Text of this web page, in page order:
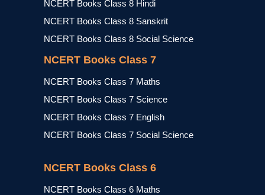
NCERT Books Class 8 Hindi
NCERT Books Class 8 Sanskrit
NCERT Books Class 8 Social Science
NCERT Books Class 7
NCERT Books Class 7 Maths
NCERT Books Class 7 Science
NCERT Books Class 7 English
NCERT Books Class 7 Social Science
NCERT Books Class 6
NCERT Books Class 6 Maths